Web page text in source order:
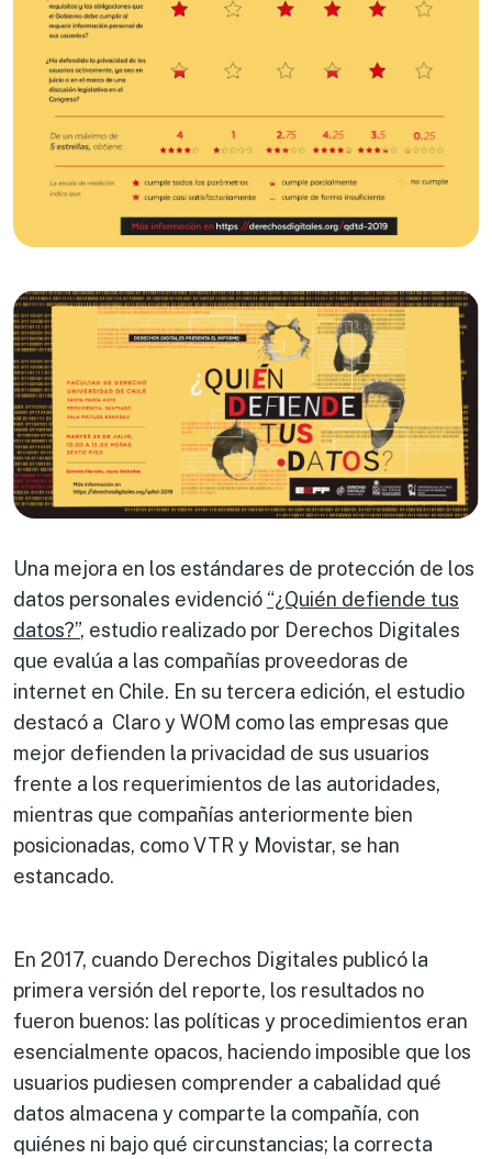
Una mejora en los estándares de protección de los
datos personales evidenció “¿Quién defiende tus
datos?”, estudio realizado por Derechos Digitales
que evalúa a las compañías proveedoras de
internet en Chile. En su tercera edición, el estudio
destacó a Claro y WOM como las empresas que
mejor defienden la privacidad de sus usuarios
frente a los requerimientos de las autoridades,
mientras que compañías anteriormente bien
posicionadas, como VTR y Movistar, se han
estancado.
​En 2017, cuando Derechos Digitales publicó la
primera versión del reporte, los resultados no
fueron buenos: las políticas y procedimientos eran
esencialmente opacos, haciendo imposible que los
usuarios pudiesen comprender a cabalidad qué
datos almacena y comparte la compañía, con
quiénes ni bajo qué circunstancias; la correcta